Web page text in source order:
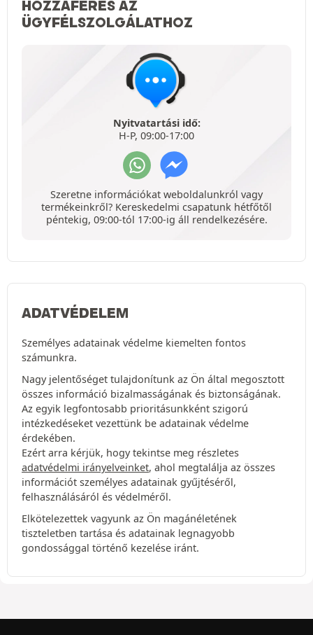
HOZZÁFÉRÉS AZ
ÜGYFÉLSZOLGÁLATHOZ
Nyitvatartási idő:
H-P, 09:00-17:00
Szeretne információkat weboldalunkról vagy
termékeinkről? Kereskedelmi csapatunk hétfőtől
péntekig, 09:00-tól 17:00-ig áll rendelkezésére.
ADATVÉDELEM
Személyes adatainak védelme kiemelten fontos
számunkra.
Nagy jelentőséget tulajdonítunk az Ön által megosztott
összes információ bizalmasságának és biztonságának.
Az egyik legfontosabb prioritásunkként szigorú
intézkedéseket vezettünk be adatainak védelme
érdekében.
Ezért arra kérjük, hogy tekintse meg részletes
adatvédelmi irányelveinket, ahol megtalálja az összes
információt személyes adatainak gyűjtéséről,
felhasználásáról és védelméről.
Elkötelezettek vagyunk az Ön magánéletének
tiszteletben tartása és adatainak legnagyobb
gondossággal történő kezelése iránt.